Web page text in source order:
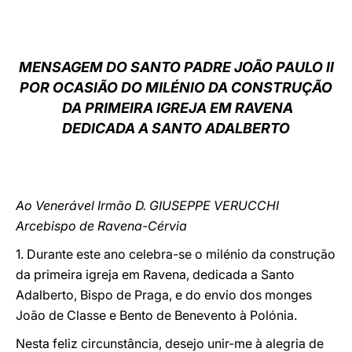
MENSAGEM DO SANTO PADRE JOÃO PAULO II
POR OCASIÃO DO MILÉNIO DA CONSTRUÇÃO
DA PRIMEIRA IGREJA EM RAVENA
DEDICADA A SANTO ADALBERTO
Ao Venerável Irmão D. GIUSEPPE VERUCCHI
Arcebispo de Ravena-Cérvia
1. Durante este ano celebra-se o milénio da construção
da primeira igreja em Ravena, dedicada a Santo
Adalberto, Bispo de Praga, e do envio dos monges
João de Classe e Bento de Benevento à Polónia.
Nesta feliz circunstância, desejo unir-me à alegria de